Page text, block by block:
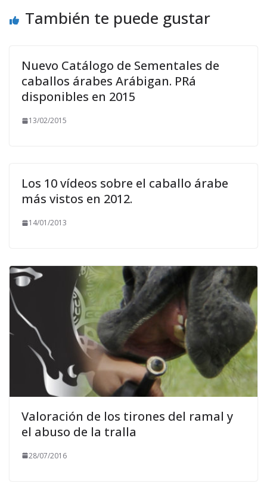
También te puede gustar
Nuevo Catálogo de Sementales de
caballos árabes Arábigan. PRá
disponibles en 2015
13/02/2015
Los 10 vídeos sobre el caballo árabe
más vistos en 2012.
14/01/2013
Valoración de los tirones del ramal y
el abuso de la tralla
28/07/2016